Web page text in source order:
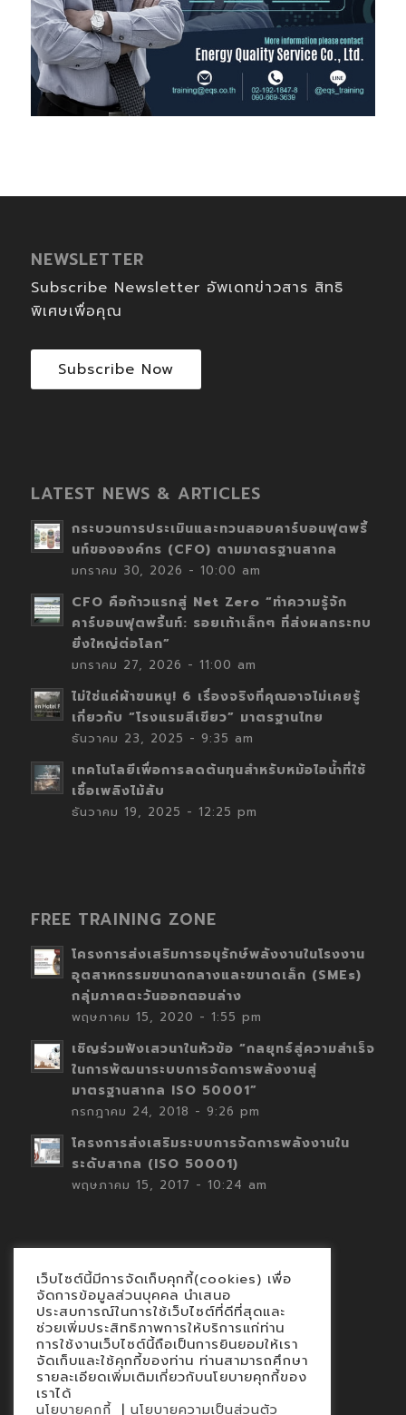
NEWSLETTER
Subscribe Newsletter อัพเดทข่าวสาร สิทธิ
พิเศษเพื่อคุณ
Subscribe Now
LATEST NEWS & ARTICLES
กระบวนการประเมินและทวนสอบคาร์บอนฟุตพริ้
นท์ขององค์กร (CFO) ตามมาตรฐานสากล
มกราคม 30, 2026 - 10:00 am
CFO คือก้าวแรกสู่ Net Zero “ทำความรู้จัก
คาร์บอนฟุตพริ้นท์: รอยเท้าเล็กๆ ที่ส่งผลกระทบ
ยิ่งใหญ่ต่อโลก”
มกราคม 27, 2026 - 11:00 am
ไม่ใช่แค่ผ้าขนหนู! 6 เรื่องจริงที่คุณอาจไม่เคยรู้
เกี่ยวกับ “โรงแรมสีเขียว” มาตรฐานไทย
ธันวาคม 23, 2025 - 9:35 am
เทคโนโลยีเพื่อการลดต้นทุนสำหรับหม้อไอน้ำที่ใช้
เชื้อเพลิงไม้สับ
ธันวาคม 19, 2025 - 12:25 pm
FREE TRAINING ZONE
โครงการส่งเสริมการอนุรักษ์พลังงานในโรงงาน
อุตสาหกรรมขนาดกลางและขนาดเล็ก (SMEs)
กลุ่มภาคตะวันออกตอนล่าง
พฤษภาคม 15, 2020 - 1:55 pm
เชิญร่วมฟังเสวนาในหัวข้อ “กลยุทธ์สู่ความสำเร็จ
ในการพัฒนาระบบการจัดการพลังงานสู่
มาตรฐานสากล ISO 50001”
กรกฎาคม 24, 2018 - 9:26 pm
โครงการส่งเสริมระบบการจัดการพลังงานใน
ระดับสากล (ISO 50001)
พฤษภาคม 15, 2017 - 10:24 am
Contact
นโยบายคุกกี้
นโยบายข้อมูลส่วนบุคคล
เว็บไซต์นี้มีการจัดเก็บคุกกี้(cookies) เพื่อ
จัดการข้อมูลส่วนบุคคล นำเสนอ
ประสบการณ์ในการใช้เว็บไซต์ที่ดีที่สุดและ
ช่วยเพิ่มประสิทธิภาพการให้บริการแก่ท่าน
การใช้งานเว็บไซต์นี้ถือเป็นการยินยอมให้เรา
จัดเก็บและใช้คุกกี้ของท่าน ท่านสามารถศึกษา
รายละเอียดเพิ่มเติมเกี่ยวกับนโยบายคุกกี้ของ
เราได้
นโยบายคุกกี้ | นโยบายความเป็นส่วนตัว